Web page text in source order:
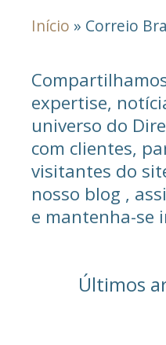
Início » Correio
expertise,
universo do
com clientes,
visitantes do
nosso blog ,
e mantenha-se
Últimos